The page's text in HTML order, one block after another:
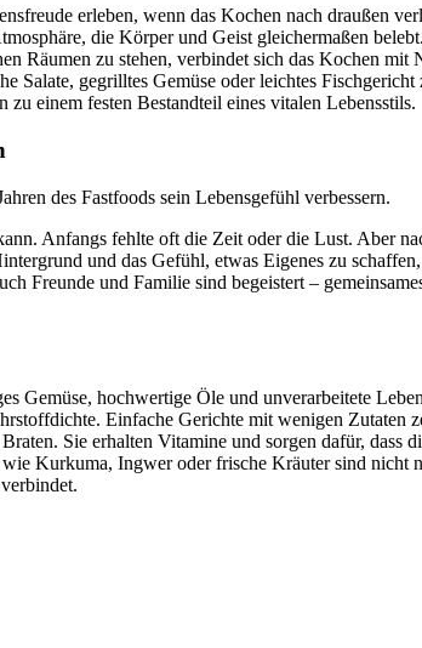
erleben, wenn das Kochen nach draußen
die Körper und Geist gleichermaßen
Räumen zu stehen, verbindet sich das Kochen
gegrilltes Gemüse oder leichtes
einem festen Bestandteil eines vitalen Lebensstils.
des Fastfoods sein Lebensgefühl verbessern.
Anfangs fehlte oft die Zeit oder die Lust. Aber
und das Gefühl, etwas Eigenes zu
Freunde und Familie sind begeistert –
Gemüse, hochwertige Öle und unverarbeitete
Einfache Gerichte mit wenigen
Sie erhalten Vitamine und sorgen dafür,
Kurkuma, Ingwer oder frische Kräuter sind nicht